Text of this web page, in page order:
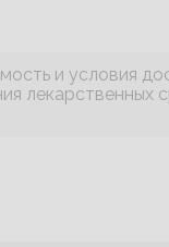
и условия
лекарственных